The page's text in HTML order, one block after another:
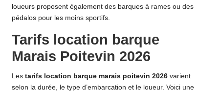
loueurs proposent également des barques à rames ou des
pédalos pour les moins sportifs.
Tarifs location barque
Marais Poitevin 2026
Les tarifs location barque marais poitevin 2026 varient
selon la durée, le type d’embarcation et le loueur. Voici une